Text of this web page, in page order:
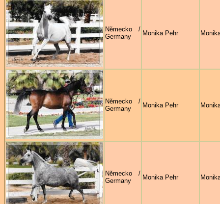
Německo /
Germany
Monika Pehr
Německo /
Germany
Monika Pehr
Německo /
Germany
Monika Pehr